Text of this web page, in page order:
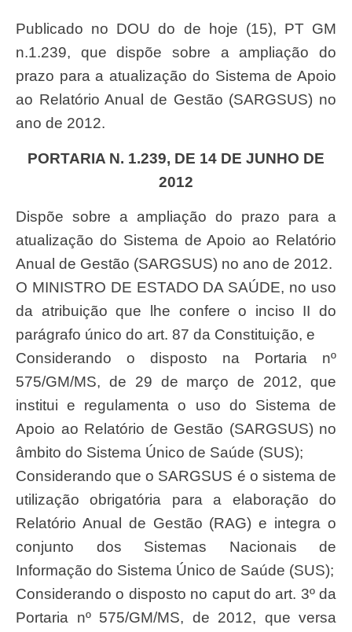
Publicado no DOU do de hoje (15), PT GM
n.1.239, que dispõe sobre a ampliação do
prazo para a atualização do Sistema de Apoio
ao Relatório Anual de Gestão (SARGSUS) no
ano de 2012.
PORTARIA N. 1.239, DE 14 DE JUNHO DE
2012
Dispõe sobre a ampliação do prazo para a
atualização do Sistema de Apoio ao Relatório
Anual de Gestão (SARGSUS) no ano de 2012.
O MINISTRO DE ESTADO DA SAÚDE, no uso
da atribuição que lhe confere o inciso II do
parágrafo único do art. 87 da Constituição, e
Considerando o disposto na Portaria nº
575/GM/MS, de 29 de março de 2012, que
institui e regulamenta o uso do Sistema de
Apoio ao Relatório de Gestão (SARGSUS) no
âmbito do Sistema Único de Saúde (SUS);
Considerando que o SARGSUS é o sistema de
utilização obrigatória para a elaboração do
Relatório Anual de Gestão (RAG) e integra o
conjunto dos Sistemas Nacionais de
Informação do Sistema Único de Saúde (SUS);
Considerando o disposto no caput do art. 3º da
Portaria nº 575/GM/MS, de 2012, que versa